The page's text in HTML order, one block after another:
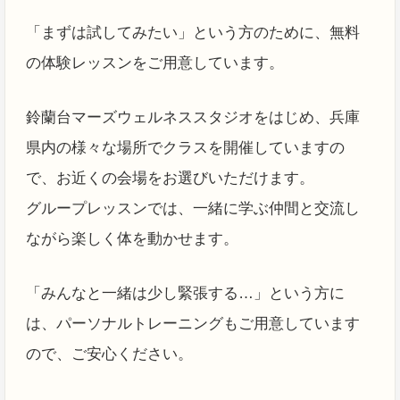
「まずは試してみたい」という方のために、無料
の体験レッスンをご用意しています。
鈴蘭台マーズウェルネススタジオをはじめ、兵庫
県内の様々な場所でクラスを開催していますの
で、お近くの会場をお選びいただけます。
グループレッスンでは、一緒に学ぶ仲間と交流し
ながら楽しく体を動かせます。
「みんなと一緒は少し緊張する…」という方に
は、パーソナルトレーニングもご用意しています
ので、ご安心ください。